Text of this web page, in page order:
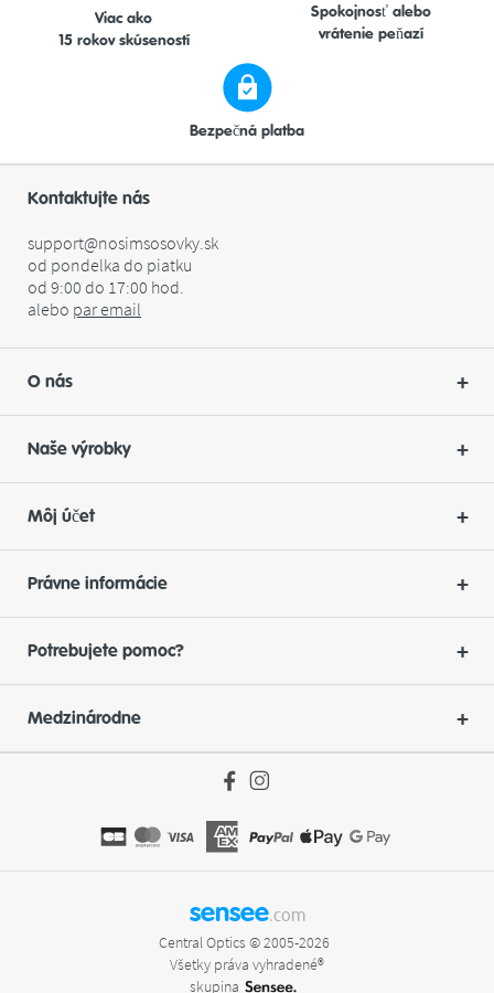
Viac ako
15 rokov skúseností
Bezpečná platba
Spokojnosť alebo
vrátenie peňazí
Kontaktujte nás
support@nosimsosovky.sk
od pondelka do piatku
od 9:00 do 17:00 hod.
alebo paremail
O nás
Naše výrobky
Môj účet
Právne informácie
Potrebujete pomoc?
Medzinárodne
sensee.com
Central Optics © 2005-2026
Všetky práva vyhradené®
skupina